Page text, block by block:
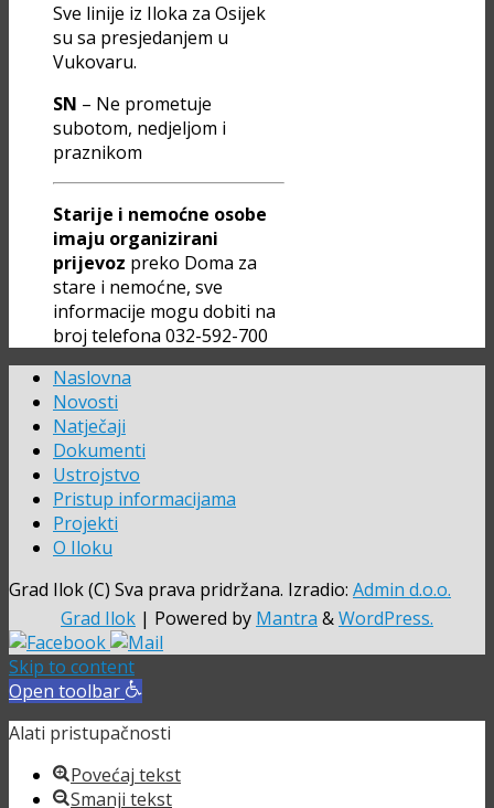
Sve linije iz Iloka za Osijek
su sa presjedanjem u
Vukovaru.
SN – Ne prometuje
subotom, nedjeljom i
praznikom
Starije i nemoćne osobe
imaju organizirani
prijevoz preko Doma za
stare i nemoćne, sve
informacije mogu dobiti na
broj telefona 032-592-700
Naslovna
Novosti
Natječaji
Dokumenti
Ustrojstvo
Pristup informacijama
Projekti
O Iloku
Grad Ilok (C) Sva prava pridržana. Izradio: Admin d.o.o.
Grad Ilok | Powered by Mantra &WordPress.
Skip to content
Open toolbar
Alati pristupačnosti
Povećaj tekst
Smanji tekst